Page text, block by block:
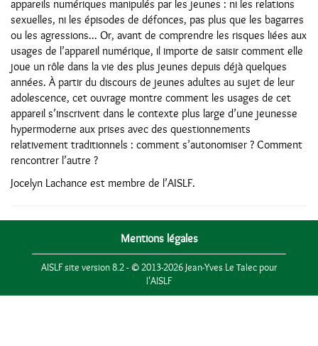
appareils numériques manipulés par les jeunes : ni les relations
sexuelles, ni les épisodes de défonces, pas plus que les bagarres
ou les agressions... Or, avant de comprendre les risques liées aux
usages de l’appareil numérique, il importe de saisir comment elle
joue un rôle dans la vie des plus jeunes depuis déjà quelques
années. À partir du discours de jeunes adultes au sujet de leur
adolescence, cet ouvrage montre comment les usages de cet
appareil s’inscrivent dans le contexte plus large d’une jeunesse
hypermoderne aux prises avec des questionnements
relativement traditionnels : comment s’autonomiser ? Comment
rencontrer l’autre ?
Jocelyn Lachance est membre de l’AISLF.
Mentions légales
AISLF site version 8.2 - © 2013-2026 Jean-Yves Le Talec pour
l'AISLF